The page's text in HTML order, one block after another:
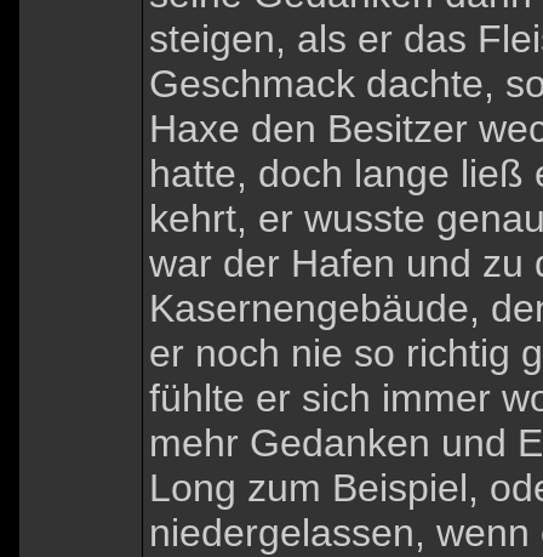
steigen, als er das
Geschmack dachte,
Haxe den Besitzer
hatte, doch lange ließ
kehrt, er wusste
war der Hafen und zu
Kasernengebäude,
er noch nie so richtig
fühlte er sich immer
mehr Gedanken und
Long zum Beispiel,
niedergelassen,